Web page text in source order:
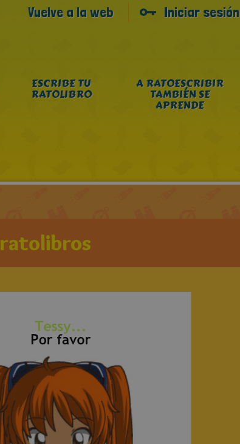
Vuelve a la web Iniciar sesión
ESCRIBE TU
RATOLIBRO
A RATOESCRIBIR
TAMBIÉN SE
APRENDE